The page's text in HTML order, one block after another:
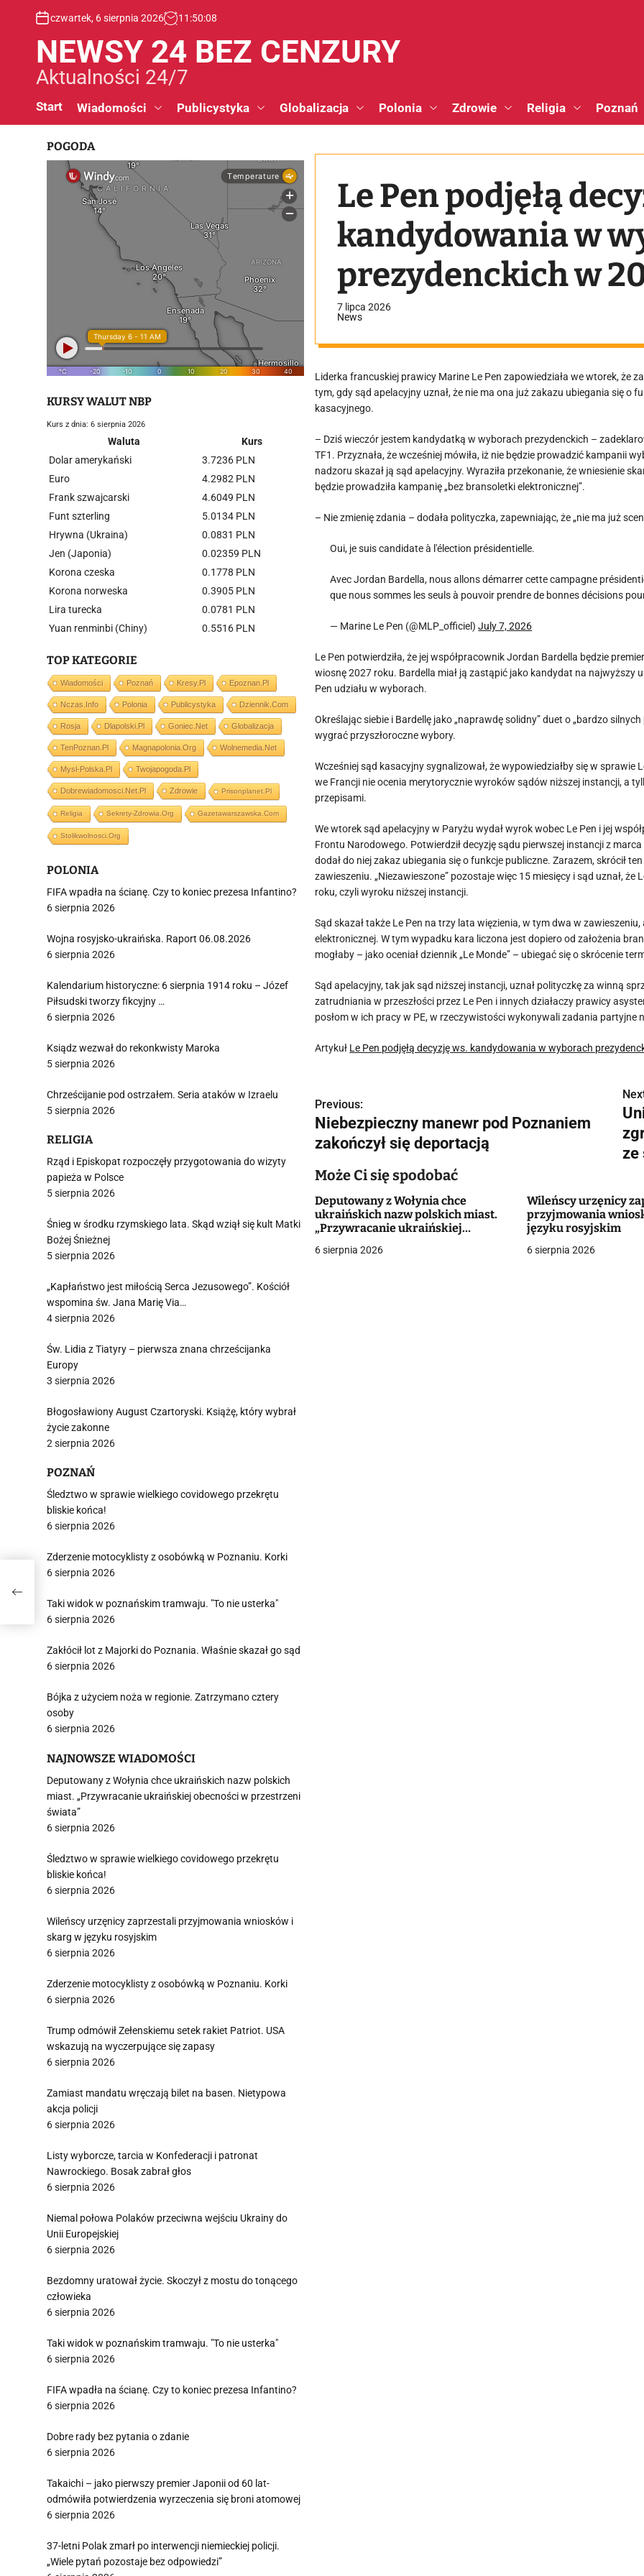
czwartek, 6 sierpnia 2026 11 :50:09
NEWSY 24 BEZ CENZURY
Aktualności 24/7
Start Wiadomości Publicystyka Globalizacja Polonia Zdrowie Religia Poznań
Le Pen podjęłą
kandydowania w
prezydenckich w
7 lipca 2026
News
Liderka francuskiej prawicy Marine Le Pen zapowiedziała we wtorek, że
tym, gdy sąd apelacyjny uznał, że nie ma ona już zakazu ubiegania się o
kasacyjnego.
– Dziś wieczór jestem kandydatką w wyborach prezydenckich –
TF1. Przyznała, że wcześniej mówiła, iż nie będzie prowadzić kampanii
nadzoru skazał ją sąd apelacyjny. Wyraziła przekonanie, że wniesienie
będzie prowadziła kampanię „bez bransoletki elektronicznej”.
– Nie zmienię zdania – dodała polityczka, zapewniając, że „nie ma już
Oui, je suis candidate à l'élection présidentielle.
Avec Jordan Bardella, nous allons démarrer cette campagne
que nous sommes les seuls à pouvoir prendre de bonnes décisions
— Marine Le Pen (@MLP_officiel)July 7, 2026
Le Pen potwierdziła, że jej współpracownik Jordan Bardella będzie
wiosnę 2027 roku. Bardella miał ją zastąpić jako kandydat na najwyższy
Pen udziału w wyborach.
Określając siebie i Bardellę jako „naprawdę solidny” duet o „bardzo
wygrać przyszłoroczne wybory.
Wcześniej sąd kasacyjny sygnalizował, że wypowiedziałby się w
we Francji nie ocenia merytorycznie wyroków sądów niższej instancji, a
przepisami.
We wtorek sąd apelacyjny w Paryżu wydał wyrok wobec Le Pen i jej
Frontu Narodowego. Potwierdził decyzję sądu pierwszej instancji z
dodał do niej zakaz ubiegania się o funkcje publiczne. Zarazem, skrócił
zawieszeniu. „Niezawieszone” pozostaje więc 15 miesięcy i sąd uznał,
roku, czyli wyroku niższej instancji.
Sąd skazał także Le Pen na trzy lata więzienia, w tym dwa w
elektronicznej. W tym wypadku kara liczona jest dopiero od założenia
mogłaby – jako oceniał dziennik „Le Monde” – ubiegać się o skrócenie
Sąd apelacyjny, tak jak sąd niższej instancji, uznał polityczkę za winną
zatrudniania w przeszłości przez Le Pen i innych działaczy prawicy
posłom w ich pracy w PE, w rzeczywistości wykonywali zadania
Artykuł Le Pen podjęłą decyzję ws. kandydowania w wyborach
N
a
w
i
g
a
Previous:
Niebezpieczny manewr pod Poznaniem
zakończył się deportacją
ze
Może Ci się spodobać
Deputowany z Wołynia chce
ukraińskich nazw polskich miast.
„Przywracanie ukraińskiej
6 sierpnia 2026
Wileńscy urzęnicy
przyjmowania
języku rosyjskim
6 sierpnia 2026
POGODA
KURSY WALUT NBP
Kurs z dnia: 6 sierpnia 2026
Waluta
Kurs
Dolar amerykański
3.7236 PLN
Euro
4.2982 PLN
Frank szwajcarski
4.6049 PLN
Funt szterling
5.0134 PLN
Hrywna (Ukraina)
0.0831 PLN
Jen (Japonia)
0.02359 PLN
Korona czeska
0.1778 PLN
Korona norweska
0.3905 PLN
Lira turecka
0.0781 PLN
Yuan renminbi (Chiny)
0.5516 PLN
TOP KATEGORIE
Wiadomości Poznań Kresy.pl Epoznan.pl
Nczas.info Polonia Publicystyka Dziennik.com
Rosja Dlapolski.pl Goniec.net Globalizacja
TenPoznan.pl Magnapolonia.org Wolnemedia.net
Mysl-Polska.pl Twojapogoda.pl
Dobrewiadomosci.net.pl Zdrowie Prisonplanet.pl
Religia Sekrety-Zdrowia.org Gazetawarszawska.com
Stolikwolnosci.org
POLONIA
FIFA wpadła na ścianę. Czy to koniec prezesa Infantino?
6 sierpnia 2026
Wojna rosyjsko-ukraińska. Raport 06.08.2026
6 sierpnia 2026
Kalendarium historyczne: 6 sierpnia 1914 roku – Józef
Piłsudski tworzy fikcyjny …
6 sierpnia 2026
Ksiądz wezwał do rekonkwisty Maroka
5 sierpnia 2026
Chrześcijanie pod ostrzałem. Seria ataków w Izraelu
5 sierpnia 2026
RELIGIA
Rząd i Episkopat rozpoczęły przygotowania do wizyty
papieża w Polsce
5 sierpnia 2026
Śnieg w środku rzymskiego lata. Skąd wziął się kult Matki
Bożej Śnieżnej
5 sierpnia 2026
„Kapłaństwo jest miłością Serca Jezusowego”. Kościół
wspomina św. Jana Marię Via…
4 sierpnia 2026
Św. Lidia z Tiatyry – pierwsza znana chrześcijanka
Europy
3 sierpnia 2026
Błogosławiony August Czartoryski. Książę, który wybrał
życie zakonne
2 sierpnia 2026
POZNAŃ
Śledztwo w sprawie wielkiego covidowego przekrętu
bliskie końca!
6 sierpnia 2026
Zderzenie motocyklisty z osobówką w Poznaniu. Korki
6 sierpnia 2026
Taki widok w poznańskim tramwaju. "To nie usterka"
6 sierpnia 2026
Zakłócił lot z Majorki do Poznania. Właśnie skazał go sąd
6 sierpnia 2026
Bójka z użyciem noża w regionie. Zatrzymano cztery
osoby
6 sierpnia 2026
NAJNOWSZE WIADOMOŚCI
Deputowany z Wołynia chce ukraińskich nazw polskich
miast. „Przywracanie ukraińskiej obecności w przestrzeni
świata”
6 sierpnia 2026
Śledztwo w sprawie wielkiego covidowego przekrętu
bliskie końca!
6 sierpnia 2026
Wileńscy urzęnicy zaprzestali przyjmowania wniosków i
skarg w języku rosyjskim
6 sierpnia 2026
Zderzenie motocyklisty z osobówką w Poznaniu. Korki
6 sierpnia 2026
Trump odmówił Zełenskiemu setek rakiet Patriot. USA
wskazują na wyczerpujące się zapasy
6 sierpnia 2026
Zamiast mandatu wręczają bilet na basen. Nietypowa
akcja policji
6 sierpnia 2026
Listy wyborcze, tarcia w Konfederacji i patronat
Nawrockiego. Bosak zabrał głos
6 sierpnia 2026
Niemal połowa Polaków przeciwna wejściu Ukrainy do
Unii Europejskiej
6 sierpnia 2026
Bezdomny uratował życie. Skoczył z mostu do tonącego
człowieka
6 sierpnia 2026
Taki widok w poznańskim tramwaju. "To nie usterka"
6 sierpnia 2026
FIFA wpadła na ścianę. Czy to koniec prezesa Infantino?
6 sierpnia 2026
Dobre rady bez pytania o zdanie
6 sierpnia 2026
Takaichi – jako pierwszy premier Japonii od 60 lat-
odmówiła potwierdzenia wyrzeczenia się broni atomowej
6 sierpnia 2026
37-letni Polak zmarł po interwencji niemieckiej policji.
„Wiele pytań pozostaje bez odpowiedzi”